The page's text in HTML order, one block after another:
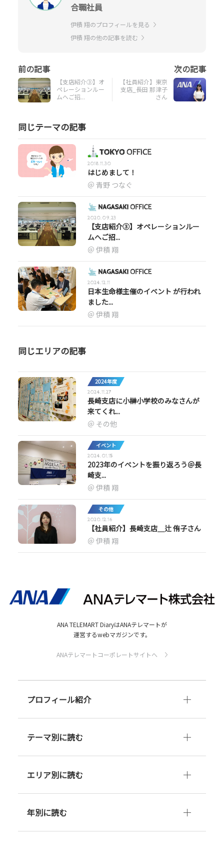
合職社員
伊積 翔のプロフィールを見る
伊積 翔の他の記事を読む
【支店紹介③】オ
ペレーションルー
ムへご招...
【社員紹介】東京
支店_長田 那津子
さん
同じテーマの記事
2018.11.30
はじめまして！
青野 つなぐ
2020.09.23
【支店紹介③】オペレーションルー
ムへご招...
伊積 翔
2024.12.11
日本生命様主催のイベント が行われ
ました...
伊積 翔
同じエリアの記事
2024年度
2024.11.27
長崎支店に小榊小学校のみなさんが
来てくれ...
その他
イベント
2024.01.15
2023年のイベントを振り返ろう＠長
崎支...
伊積 翔
その他
2020.12.16
【社員紹介】長崎支店＿辻 侑子さん
伊積 翔
ANA TELEMART DiaryはANAテレマートが
運営するwebマガジンです。
ANAテレマートコーポレートサイトへ
プロフィール紹介
テーマ別に読む
エリア別に読む
年別に読む